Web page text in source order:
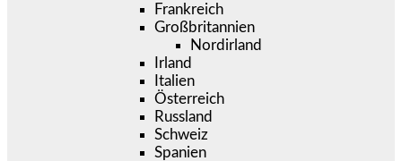
Frankreich
Großbritannien
Nordirland
Irland
Italien
Österreich
Russland
Schweiz
Spanien